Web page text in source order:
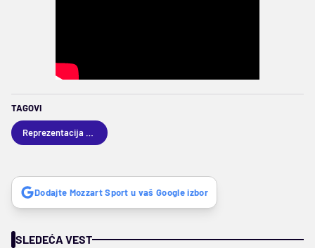
TAGOVI
Reprezentacija BiH
Dodajte Mozzart Sport u vaš Google izbor
SLEDEĆA VEST